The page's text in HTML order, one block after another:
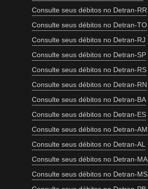
Consulte seus débitos no Detran-RR
Consulte seus débitos no Detran-TO
Consulte seus débitos no Detran-RJ
Consulte seus débitos no Detran-SP
Consulte seus débitos no Detran-RS
Consulte seus débitos no Detran-RN
Consulte seus débitos no Detran-BA
Consulte seus débitos no Detran-ES
Consulte seus débitos no Detran-AM
Consulte seus débitos no Detran-AL
Consulte seus débitos no Detran-MA
Consulte seus débitos no Detran-MS